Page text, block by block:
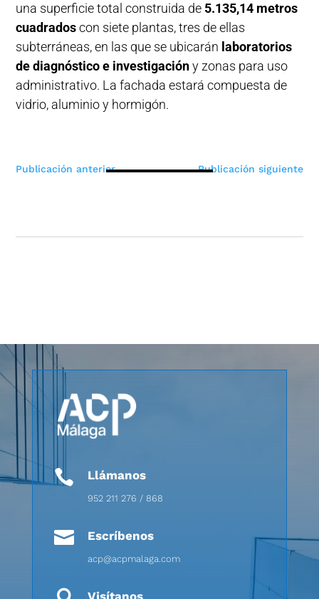
una superficie total construida de 5.135,14 metros
cuadradoscon siete plantas, tres de ellas
subterráneas, en las que se ubicarán laboratorios
de diagnóstico e investigacióny zonas para uso
administrativo. La fachada estará compuesta de
vidrio, aluminio y hormigón.
Navegación
Publicación anterior Publicación siguiente
 Llámanos
952 211 276 / 868
 Escríbenos
acp@acpmalaga.com
Visítanos